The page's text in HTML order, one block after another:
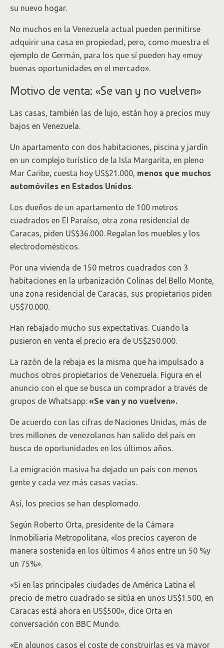
su nuevo hogar.
No muchos en la Venezuela actual pueden permitirse
adquirir una casa en propiedad, pero, como muestra el
ejemplo de Germán, para los que sí pueden hay «muy
buenas oportunidades en el mercado».
Motivo de venta: «Se van y no vuelven»
Las casas, también las de lujo, están hoy a precios muy
bajos en Venezuela.
Un apartamento con dos habitaciones, piscina y jardín
en un complejo turístico de la Isla Margarita, en pleno
Mar Caribe, cuesta hoy US$21.000, menos que muchos
automóviles en Estados Unidos
Los dueños de un apartamento de 100 metros
cuadrados en El Paraíso, otra zona residencial de
Caracas, piden US$36.000. Regalan los muebles y los
electrodomésticos.
Por una vivienda de 150 metros cuadrados con 3
habitaciones en la urbanización Colinas del Bello Monte,
una zona residencial de Caracas, sus propietarios piden
US$70.000.
Han rebajado mucho sus expectativas. Cuando la
pusieron en venta el precio era de US$250.000.
La razón de la rebaja es la misma que ha impulsado a
muchos otros propietarios de Venezuela. Figura en el
anuncio con el que se busca un comprador a través de
grupos de Whatsapp: «Se van y no vuelven».
De acuerdo con las cifras de Naciones Unidas, más de
tres millones de venezolanos han salido del país en
busca de oportunidades en los últimos años.
La emigración masiva ha dejado un país con menos
gente y cada vez más casas vacías.
Así, los precios se han desplomado.
Según Roberto Orta, presidente de la Cámara
Inmobiliaria Metropolitana, «los precios cayeron de
manera sostenida en los últimos 4 años entre un 50 %y
un 75%».
«Si en las principales ciudades de América Latina el
precio de metro cuadrado se sitúa en unos US$1.500, en
Caracas está ahora en US$500», dice Orta en
conversación con BBC Mundo.
«En algunos casos el coste de construirlas es ya mayor